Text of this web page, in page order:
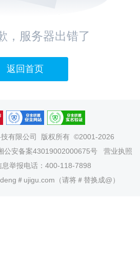
，服务器出错了
返回首页
有限公司
版权所有 ©2001-2026
公安备案43019002000675号
营业执照
息举报电话：400-118-7898
＃ujigu.com（请将＃替换成@）